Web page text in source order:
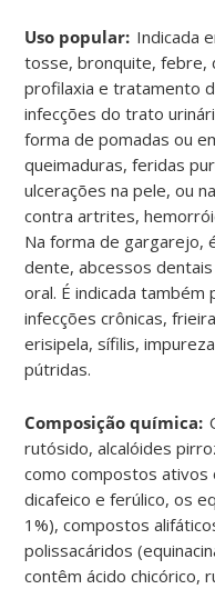
Uso popular: Indicada
tosse, bronquite, febre,
profilaxia e tratamento
infecções do trato
forma de pomadas ou
queimaduras, feridas
ulcerações na pele, ou
contra artrites,
Na forma de gargarejo,
dente, abcessos
oral. É indicada
infecções crônicas,
erisipela, sífilis,
pútridas.
Composição química:
rutósido, alcalóides
como compostos ativos
dicafeico e ferúlico, os
1%), compostos
polissacáridos
contêm ácido chicórico,